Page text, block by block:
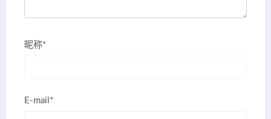
昵称*
E-mail*